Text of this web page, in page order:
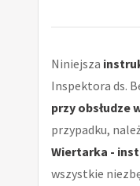
Niniejsza
Inspektora ds.
przy obsłudze
przypadku,
Wiertarka -
wszystkie